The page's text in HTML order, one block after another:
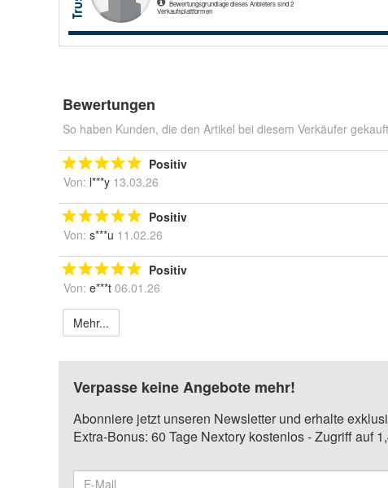
Bewertungen
So haben Kunden, die den Artikel bei diesem Verkäufer
Positiv
Von: l***y 13.03.26
Positiv
Von: s***u 11.02.26
Positiv
Von: e***t 06.01.26
Mehr...
Verpasse keine Angebote mehr!
Abonniere jetzt unseren Newsletter und erhalte
Extra-Bonus: 60 Tage Nextory kostenlos - Zugriff auf